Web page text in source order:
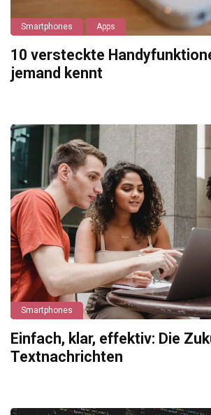
Smartphones Apps
10 versteckte
jemand kennt
Smartphones
Einfach, klar, effektiv: Die
Textnachrichten